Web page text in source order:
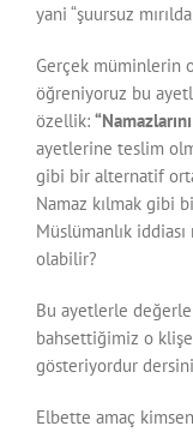
yani “şuursuz
Gerçek müminlerin
öğreniyoruz bu
özellik:
ayetlerine teslim
gibi bir alternatif
Namaz kılmak gibi
Müslümanlık
olabilir?
Bu ayetlerle
bahsettiğimiz o
gösteriyordur
Elbette amaç